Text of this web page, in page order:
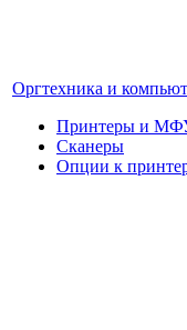
Оргтехника и
Принтеры и
Сканеры
Опции к